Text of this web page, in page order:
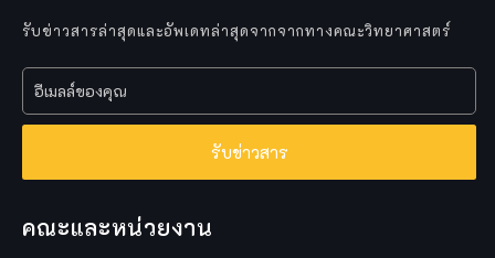
รับข่าวสารล่าสุดและอัพเดทล่าสุดจากจากทางคณะวิทยาศาสตร์
รับข่าวสาร
คณะและหน่วยงาน